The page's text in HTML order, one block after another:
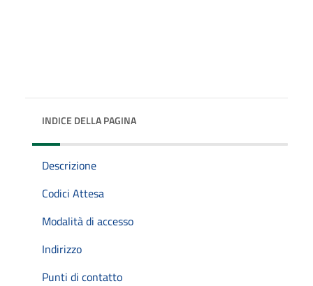
INDICE DELLA PAGINA
Descrizione
Codici Attesa
Modalità di accesso
Indirizzo
Punti di contatto